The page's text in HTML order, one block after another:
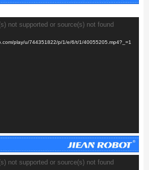
视
播
not supported or source(s) not found
play/u/744351822/p/1/e/6/t/1/40055205.mp4?_=1
视
not supported or source(s) not found